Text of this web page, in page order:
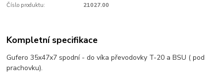
Číslo produktu: 21027.00
Kompletní specifikace
Gufero 35x47x7 spodní - do víka převodovky T-20 a BSU ( pod
prachovku).